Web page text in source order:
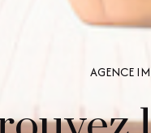
AGENCE